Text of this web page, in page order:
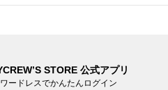
STORE 公式アプリ
ードレスでかんたんログイン